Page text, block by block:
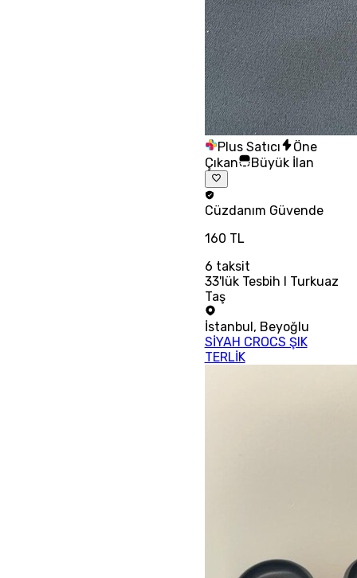
Plus Satıcı
Öne
Çıkan
Büyük İlan
Cüzdanım Güvende
160 TL
6 taksit
33'lük Tesbih I Turkuaz
Taş
İstanbul , Beyoğlu
SİYAH CROCS ŞIK
TERLİK